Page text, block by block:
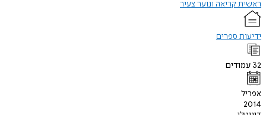
ראשית קריאה ונוער צעיר
ידיעות ספרים
32 עמודים
אפריל
2014